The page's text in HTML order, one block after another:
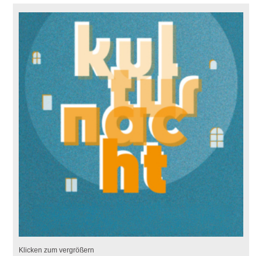
Klicken zum vergrößern